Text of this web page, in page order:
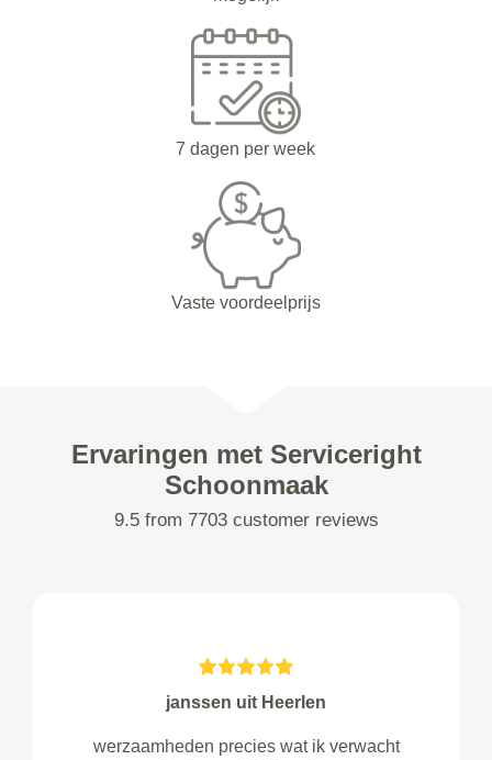
7 dagen per week
Vaste voordeelprijs
Ervaringen met Serviceright
Schoonmaak
9.5 from 7703 customer reviews
janssen uit Heerlen
werzaamheden precies wat ik verwacht